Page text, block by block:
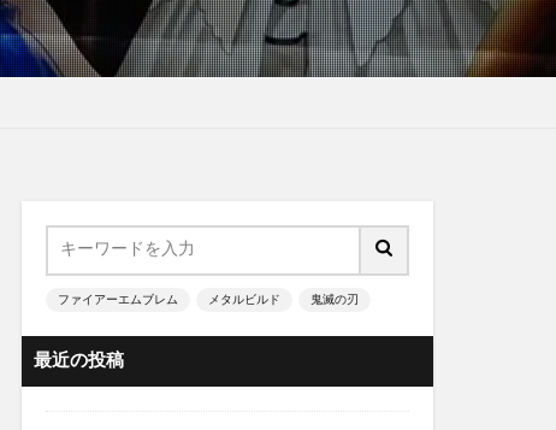
ファイアーエムブレム メタルビルド 鬼滅の刃
最近の投稿